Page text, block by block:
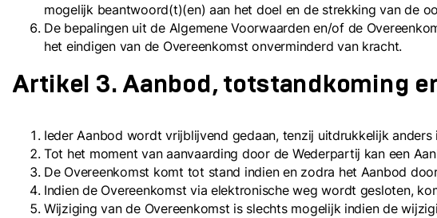
mogelijk beantwoord(t)(en) aan het doel en de strekking van de
De bepalingen uit de Algemene Voorwaarden en/of de
het eindigen van de Overeenkomst onverminderd van kracht.
Artikel 3. Aanbod, totstandkoming
Ieder Aanbod wordt vrijblijvend gedaan, tenzij uitdrukkelijk
Tot het moment van aanvaarding door de Wederpartij kan een
De Overeenkomst komt tot stand indien en zodra het Aanbod
Indien de Overeenkomst via elektronische weg wordt gesloten,
Wijziging van de Overeenkomst is slechts mogelijk indien de